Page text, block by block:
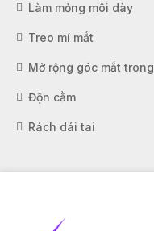
Làm mỏng môi dày
Treo mí mắt
Mở rộng góc mắt trong
Độn cằm
Rách dái tai